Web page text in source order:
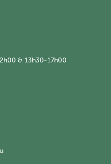
& 13h30-17h00